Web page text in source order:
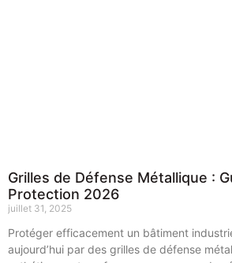
Grilles de Défense Métallique :
Protection 2026
juillet 31, 2025
Protéger efficacement un bâtiment
aujourd’hui par des grilles de défense